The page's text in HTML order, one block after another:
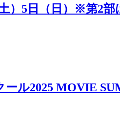
）5日（日）※第2
ル2025 MOVIE